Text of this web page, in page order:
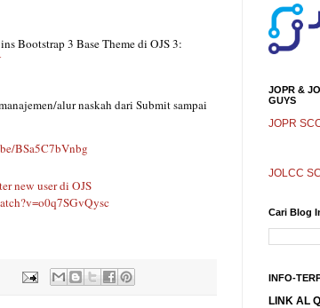
alur naskah dari Submit sampai
BSa5C7bVnbg
new user di OJS
JOPR &
GUYS
JOPR
JOLCC
Cari Blog
INFO-
LINK AL